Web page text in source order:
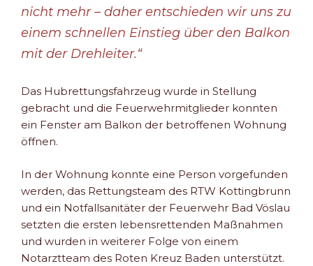
nicht mehr – daher entschieden wir uns zu
einem schnellen Einstieg über den Balkon
mit der Drehleiter.“
Das Hubrettungsfahrzeug wurde in Stellung
gebracht und die Feuerwehrmitglieder konnten
ein Fenster am Balkon der betroffenen Wohnung
öffnen.
In der Wohnung konnte eine Person vorgefunden
werden, das Rettungsteam des RTW Kottingbrunn
und ein Notfallsanitäter der Feuerwehr Bad Vöslau
setzten die ersten lebensrettenden Maßnahmen
und wurden in weiterer Folge von einem
Notarztteam des Roten Kreuz Baden unterstützt.